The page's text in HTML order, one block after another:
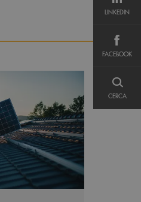
LINKEDIN
FACEBOOK
FACEBOOK
CERCA
la transizione digitale ed